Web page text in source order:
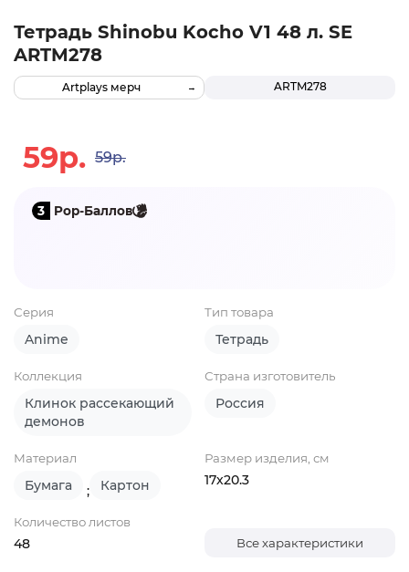
Тетрадь Shinobu Kocho V1 48 л. SE
ARTM278
ARTM278
Artplays мерч
59р. 59р.
3 Pop-Баллов
Серия
Anime
Тип товара
Тетрадь
Коллекция
Клинок рассекающий
демонов
Страна изготовитель
Россия
Материал
Бумага ; Картон
Размер изделия, см
17х20.3
Количество листов
48 Все характеристики